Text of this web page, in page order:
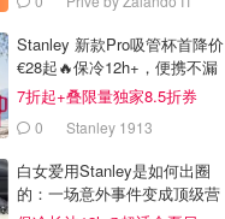
Stanley 新款Pro吸管杯首降价
€28起🔥保冷12h+，便携不漏
水
7折起+叠限量独家8.5折券
0 Stanley 1913
白女爱用Stanley是如何出圈
的：一场意外事件变成顶级营